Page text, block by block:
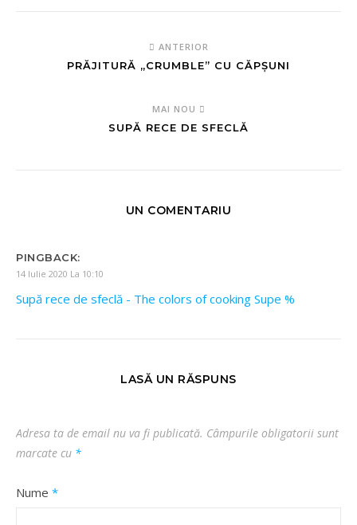
ANTERIOR
PRĂJITURĂ „CRUMBLE” CU CĂPȘUNI
MAI NOU
SUPĂ RECE DE SFECLĂ
UN COMENTARIU
PINGBACK:
14 Iulie 2020 La 10:10
Supă rece de sfeclă - The colors of cooking Supe %
LASĂ UN RĂSPUNS
Adresa ta de email nu va fi publicată. Câmpurile obligatorii sunt
marcate cu *
Nume *